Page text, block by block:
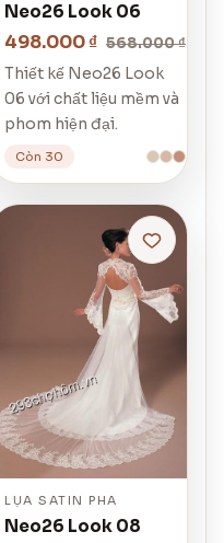
Neo26 Look 06
498.000 ₫ 568.000 ₫
Thiết kế Neo26 Look
06 với chất liệu mềm và
phom hiện đại.
Còn 30
LỤA SATIN PHA
Neo26 Look 08